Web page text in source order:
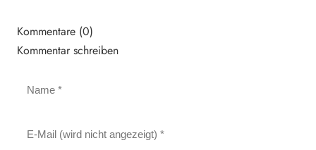
Kommentare (0)
Kommentar schreiben